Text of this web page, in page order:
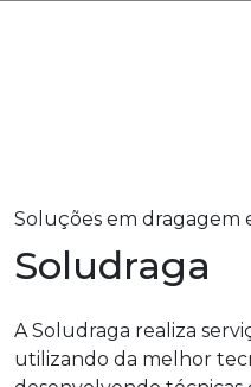
Soluções em dragagem
Soludraga
A Soludraga realiza
utilizando da melhor